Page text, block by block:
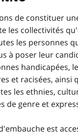
de constituer
les collectivités
les personnes
à poser leur
handicapées,
et racisées, ainsi
les ethnies,
de genre et
est